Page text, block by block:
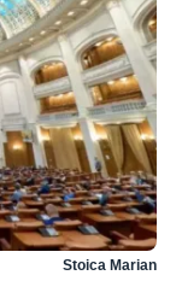
Stoica Marian